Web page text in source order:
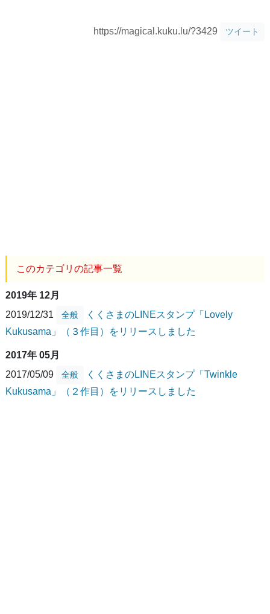
https://magical.kuku.lu/?3429 ツイート
このカテゴリの記事一覧
2019年 12月
2019/12/31
全般
くくさまのLINEスタンプ「Lovely
Kukusama」（３作目）をリリースしました
2017年 05月
2017/05/09
全般
くくさまのLINEスタンプ「Twinkle
Kukusama」（２作目）をリリースしました